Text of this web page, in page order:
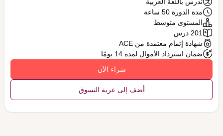
مدة الدورة 50 ساعة
المستوى متوسط
201 درس
شهادة إتمام معتمدة من ACE
ضمان استرداد الأموال لمدة 14 يومًا
شراء الآن
أضف إلى عربة التسوق